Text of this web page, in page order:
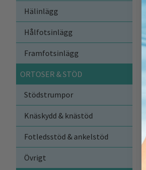
Hälinlägg
Hålfotsinlägg
Framfotsinlägg
ORTOSER & STÖD
Stödstrumpor
Knäskydd & knästöd
Fotledsstöd & ankelstöd
Övrigt